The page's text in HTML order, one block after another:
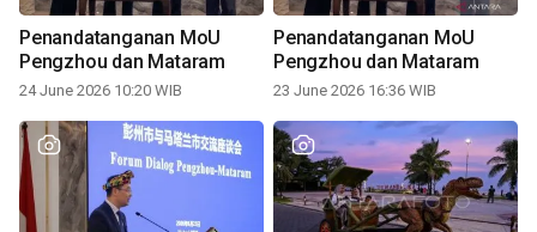
Penandatanganan MoU
Pengzhou dan Mataram
24 June 2026 10:20 WIB
Penandatanganan MoU
Pengzhou dan Mataram
23 June 2026 16:36 WIB